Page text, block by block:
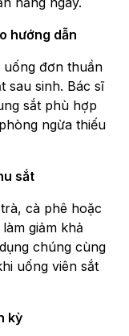
hướng dẫn
đơn thuần
sau sinh. Bác sĩ
sắt phù hợp
ngừa thiếu
sắt
cà phê hoặc
giảm khả
chúng cùng
uống viên sắt
kỳ